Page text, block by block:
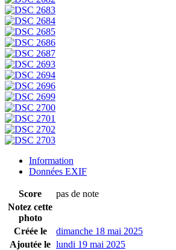
Information
Données EXIF
Score
pas de note
Notez cette
photo
Créée le
dimanche 18 mai 2025
Ajoutée le lundi 19 mai 2025